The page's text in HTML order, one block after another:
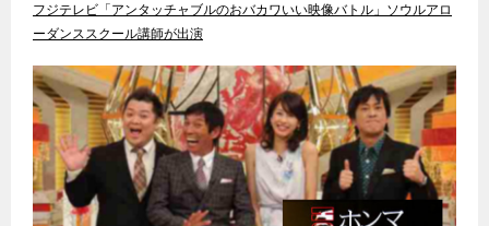
フジテレビ「アンタッチャブルのおバカワいい映像バトル」ソウルアロ
ーダンススクール講師が出演